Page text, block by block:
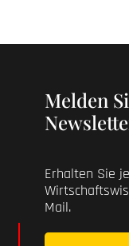
Melden
Erhalten Sie
Mail.